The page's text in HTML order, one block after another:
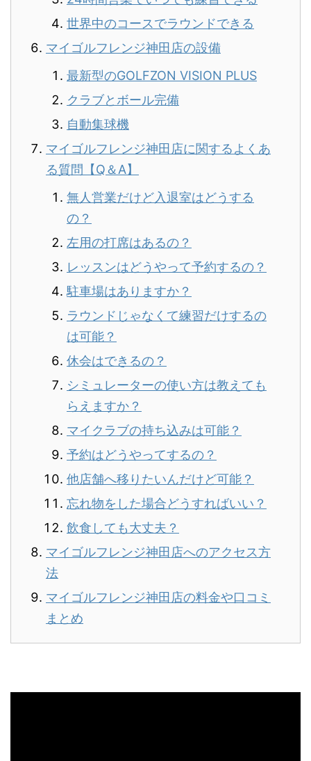
世界中のコースでラウンドできる
マイゴルフレンジ神田店の設備
最新型のGOLFZON VISION PLUS
クラブとボール完備
自動集球機
マイゴルフレンジ神田店に関するよくあ
る質問【Q＆A】
無人営業だけど入退室はどうする
の？
左用の打席はあるの？
レッスンはどうやって予約するの？
駐車場はありますか？
ラウンドじゃなくて練習だけするの
は可能？
休会はできるの？
シミュレーターの使い方は教えても
らえますか？
マイクラブの持ち込みは可能？
予約はどうやってするの？
他店舗へ移りたいんだけど可能？
忘れ物をした場合どうすればいい？
飲食しても大丈夫？
マイゴルフレンジ神田店へのアクセス方
法
マイゴルフレンジ神田店の料金や口コミ
まとめ